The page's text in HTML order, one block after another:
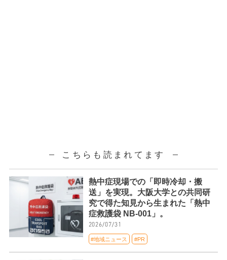
こちらも読まれてます
熱中症現場での「即時冷却・搬
送」を実現。大阪大学との共同研
究で得た知見から生まれた「熱中
症救護袋 NB-001」。
2026/07/31
#地域ニュース #PR